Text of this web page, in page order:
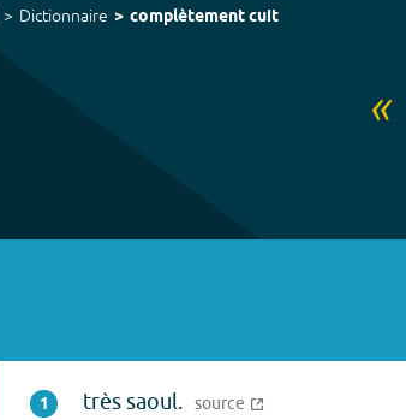
Dictionnaire complètement cuit
«
1 très saoul. source